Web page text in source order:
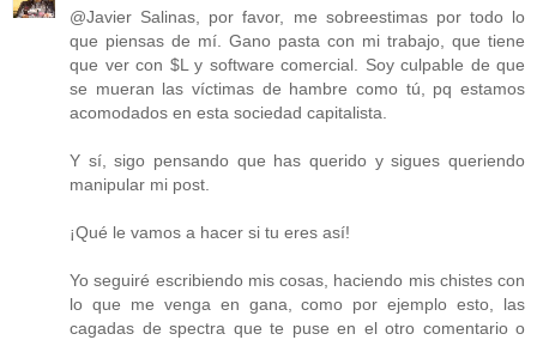
@Javier Salinas, por favor, me sobreestimas por todo lo
que piensas de mí. Gano pasta con mi trabajo, que tiene
que ver con $L y software comercial. Soy culpable de que
se mueran las víctimas de hambre como tú, pq estamos
acomodados en esta sociedad capitalista.
Y sí, sigo pensando que has querido y sigues queriendo
manipular mi post.
¡Qué le vamos a hacer si tu eres así!
Yo seguiré escribiendo mis cosas, haciendo mis chistes con
lo que me venga en gana, como por ejemplo esto, las
cagadas de spectra que te puse en el otro comentario o